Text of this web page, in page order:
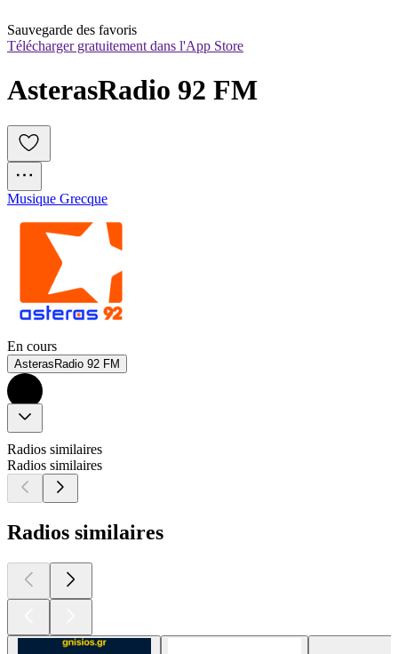
Sauvegarde des favoris
Télécharger gratuitement dans l'App Store
AsterasRadio 92 FM
Musique Grecque
En cours
AsterasRadio 92 FM
Radios similaires
Radios similaires
Radios similaires